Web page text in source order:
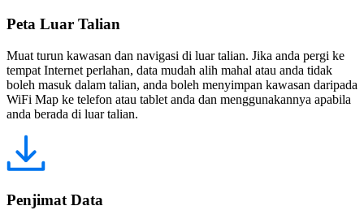
Peta Luar Talian
Muat turun kawasan dan navigasi di luar talian. Jika anda pergi ke
tempat Internet perlahan, data mudah alih mahal atau anda tidak
boleh masuk dalam talian, anda boleh menyimpan kawasan daripada
WiFi Map ke telefon atau tablet anda dan menggunakannya apabila
anda berada di luar talian.
Penjimat Data